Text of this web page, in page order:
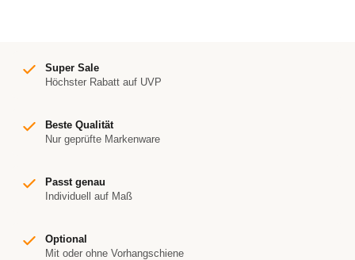
Super Sale
Höchster Rabatt auf UVP
Beste Qualität
Nur geprüfte Markenware
Passt genau
Individuell auf Maß
Optional
Mit oder ohne Vorhangschiene